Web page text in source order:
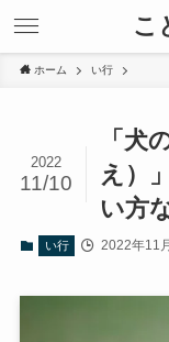
こ
ホーム い行
「犬
え）
い方
2022
11/10
い行 2022年11